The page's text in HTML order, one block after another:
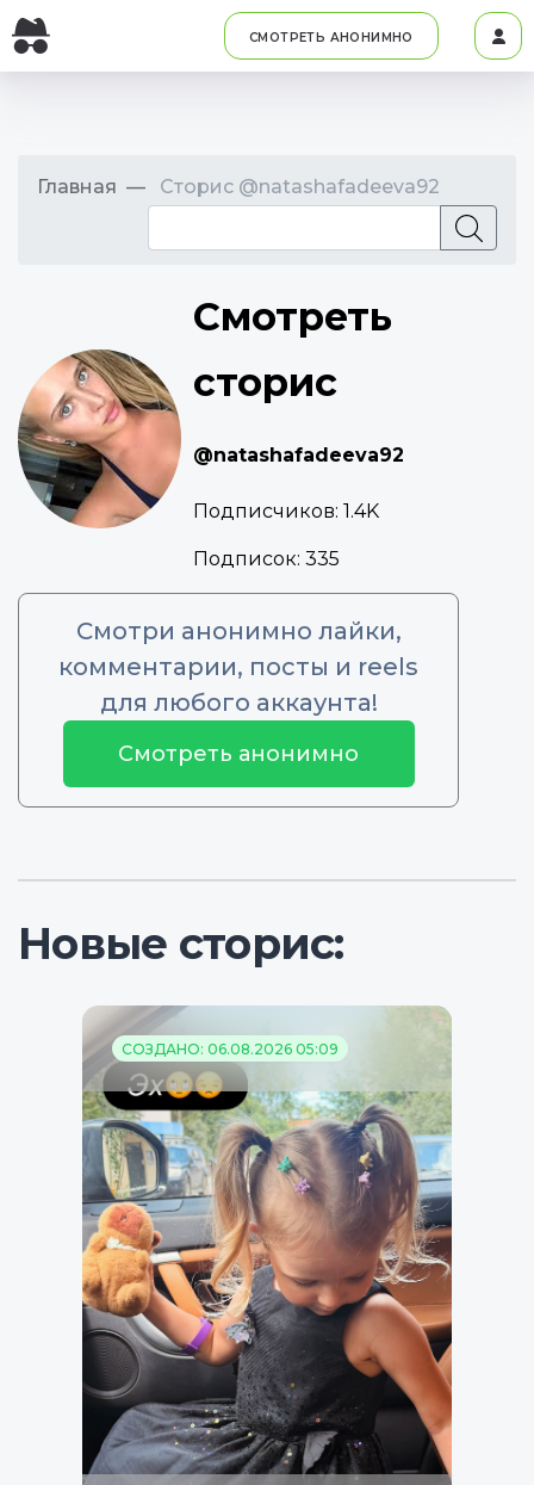
СМОТРЕТЬ АНОНИМНО
Главная Сторис @natashafadeeva92
Смотреть
сторис
@natashafadeeva92
Подписчиков: 1.4K
Подписок: 335
Смотри анонимно лайки,
комментарии, посты и reels
для любого аккаунта!
Смотреть анонимно
Новые сторис:
СОЗДАНО: 06.08.2026 05:09